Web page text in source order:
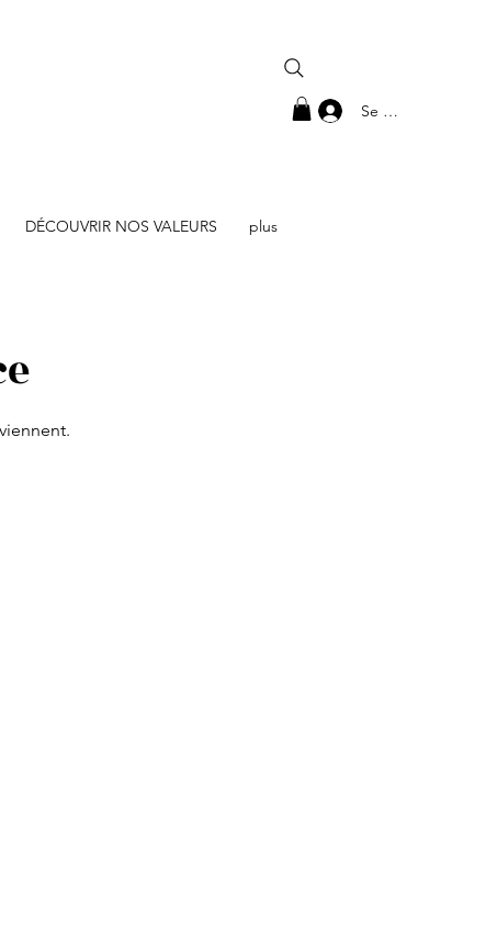
Se connecter
DÉCOUVRIR NOS VALEURS plus